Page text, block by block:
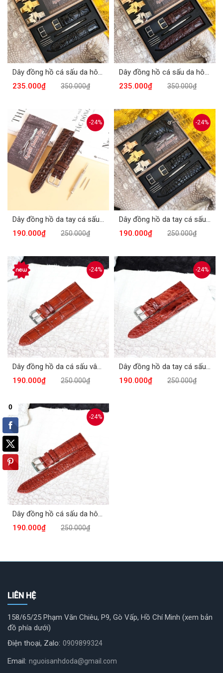
Dây đồng hồ cá sấu da hông hạt DDH-611D
235.000₫
350.000₫
Dây đồng hồ cá sấu da hông hạt màu nâu DDH-611N
235.000₫
350.000₫
-24%
Dây đồng hồ da tay cá sấu màu nâu DH-608N
190.000₫
250.000₫
-24%
Dây đồng hồ da tay cá sấu màu đen Dh-608D
190.000₫
250.000₫
-24%
Dây đồng hồ da cá sấu vân bụng nâu đỏ DDH-606ND
190.000₫
250.000₫
-24%
Dây đồng hồ da tay cá sấu DH-608ND
190.000₫
250.000₫
-24%
Dây đồng hồ cá sấu da hông DDH-611ND
190.000₫
250.000₫
LIÊN HỆ
158/65/25 Phạm Văn Chiêu, P9, Gò Vấp, Hồ Chí Minh (xem bản
đồ phía dưới)
Điện thoại, Zalo: 0909899324
Email: nguoisanhdoda@gmail.com